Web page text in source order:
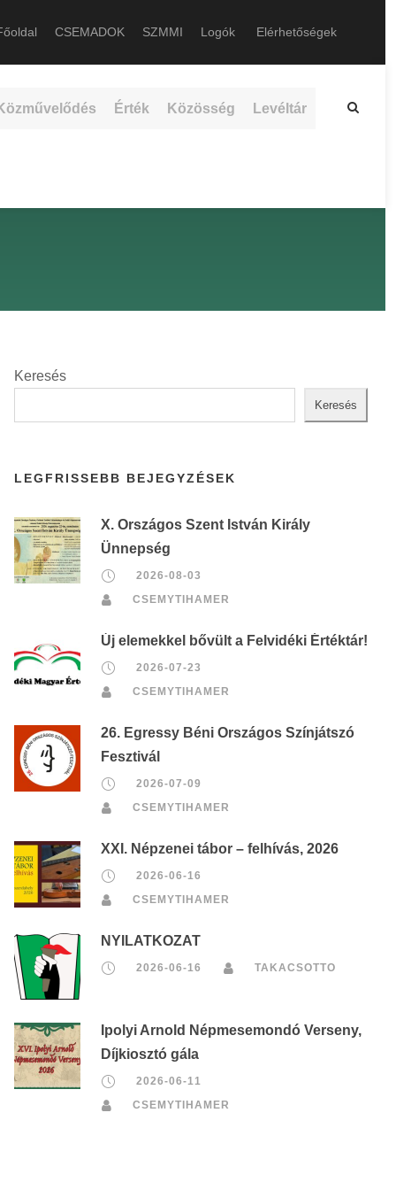
CSEMADOK SZMMI Logók Elérhetőségek
Érték Közösség Levéltár
Keresés
Keresés
LEGFRISSEBB BEJEGYZÉSEK
X. Országos Szent István Király
Ünnepség
2026-08-03
CSEMYTIHAMER
Új elemekkel bővült a Felvidéki Értéktár!
2026-07-23
CSEMYTIHAMER
26. Egressy Béni Országos Színjátszó
Fesztivál
2026-07-09
CSEMYTIHAMER
XXI. Népzenei tábor – felhívás, 2026
2026-06-16
CSEMYTIHAMER
NYILATKOZAT
2026-06-16 TAKACSOTTO
Ipolyi Arnold Népmesemondó Verseny,
Díjkiosztó gála
2026-06-11
CSEMYTIHAMER